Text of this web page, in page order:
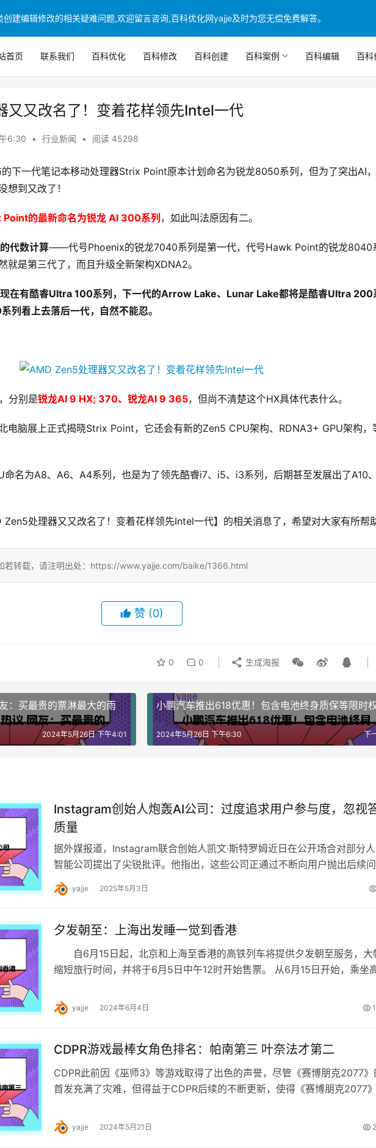
首页 联系我们 百科优化 百科修改 百科创建 百科案例 百科编辑 百科
又又改名了！变着花样领先Intel一代
6:30 • 行业新闻 • 阅读 45298
下一代笔记本移动处理器Strix Point原本计划命名为锐龙8050系列，但为了突出AI
想到又改了！
的最新命名为锐龙 AI 300系列 ，如此叫法原因有二。
代数计算——代号Phoenix的锐龙7040系列是第一代，代号Hawk Point的锐龙8040
是第三代了，而且升级全新架构XDNA2。
在有酷睿Ultra 100系列，下一代的Arrow Lake、Lunar Lake都将是酷睿Ultra 200
列看上去落后一代，自然不能忍。
分别是锐龙AI 9 HX; 370、锐龙AI 9 365，但尚不清楚这个HX具体代表什么。
电脑展上正式揭晓Strix Point，它还会有新的Zen5 CPU架构、RDNA3+ GPU架构，
命名为A8、A6、A4系列，也是为了领先酷睿i7、i5、i3系列，后期甚至发展出了A10、
处理器又又改名了！变着花样领先Intel一代】的相关消息了，希望对大家有所帮助
若转载，请注明出处：https://www.yajje.com/baike/1366.html
赞 (0)
0 0 生成海报
：买最贵的票淋最大的雨
2024年5月26日 下午4:01
小鹏汽车推出618优惠！包含电池终身质保等限时
下
2024年5月26日 下午6:30
Instagram创始人炮轰AI公司：过度追求用户参与度，忽视
质量
据外媒报道，Instagram联合创始人凯文·斯特罗姆近日在公开场合对部分
智能公司提出了尖锐批评。他指出，这些公司正通过不断向用户抛出后续问
来“提高用户参与度”，却忽视了提供…
yajje 2025年5月3日
夕发朝至：上海出发睡一觉到香港
自6月15日起，北京和上海至香港的高铁列车将提供夕发朝至服务，大
缩短旅行时间，并将于6月5日中午12时开始售票。 从6月15日开始，乘坐
yajje 2024年6月4日
CDPR游戏最棒女角色排名：帕南第三 叶奈法才第二
CDPR此前因《巫师3》等游戏取得了出色的声誉，尽管《赛博朋克2077》
首发充满了灾难，但得益于CDPR后续的不断更新，使得《赛博朋克2077
yajje 2024年5月21日
建编辑修改的相关疑难问题,欢迎留言咨询,百科优化网yajje及时为您无偿免费解答。